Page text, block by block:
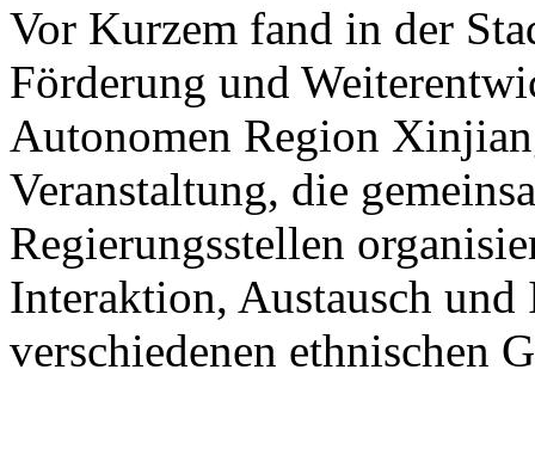
Vor Kurzem fand in der
Förderung und
Autonomen Region
Veranstaltung, die
Regierungsstellen
Interaktion, Austausch
verschiedenen ethnischen